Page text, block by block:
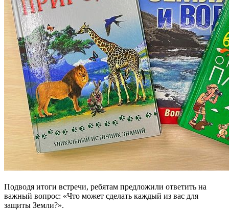
Подводя итоги встречи, ребятам предложили ответить на
важный вопрос: «Что может сделать каждый из вас для
защиты Земли?».